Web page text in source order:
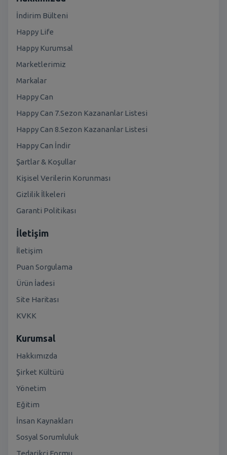
İndirim Bülteni
Happy Life
Happy Kurumsal
Marketlerimiz
Markalar
Happy Can
Happy Can 7.Sezon Kazananlar Listesi
Happy Can 8.Sezon Kazananlar Listesi
Happy Can İndir
Şartlar & Koşullar
Kişisel Verilerin Korunması
Gizlilik İlkeleri
Garanti Politikası
İletişim
İletişim
Puan Sorgulama
Ürün İadesi
Site Haritası
KVKK
Kurumsal
Hakkımızda
Şirket Kültürü
Yönetim
Eğitim
İnsan Kaynakları
Sosyal Sorumluluk
Tedarikçi Formu